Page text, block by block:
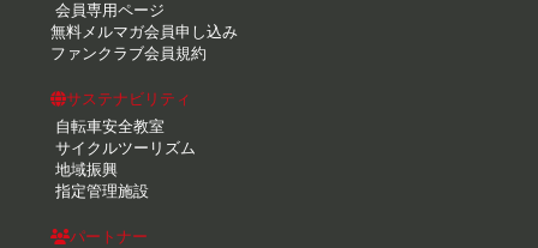
会員専用ページ
無料メルマガ会員申し込み
ファンクラブ会員規約
サステナビリティ
自転車安全教室
サイクルツーリズム
地域振興
指定管理施設
パートナー